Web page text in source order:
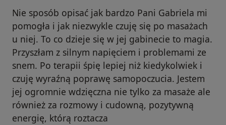
Nie sposób opisać jak bardzo Pani Gabriela mi
pomogła i jak niezwykle czuję się po masażach
u niej. To co dzieje się w jej gabinecie to magia.
Przyszłam z silnym napięciem i problemami ze
snem. Po terapii śpię lepiej niż kiedykolwiek i
czuję wyraźną poprawę samopoczucia. Jestem
jej ogromnie wdzięczna nie tylko za masaże ale
również za rozmowy i cudowną, pozytywną
energię, którą roztacza